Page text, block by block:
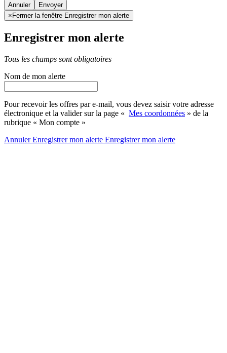
Annuler
× Fermer la fenêtre Enregistrer mon alerte
Enregistrer mon alerte
Tous les champs sont obligatoires
Nom de mon alerte
Pour recevoir les offres par e-mail, vous devez saisir votre adresse
électronique et la valider sur la page « Mes coordonnées » de la
rubrique « Mon compte »
AnnulerEnregistrer mon alerte Enregistrermon alerte